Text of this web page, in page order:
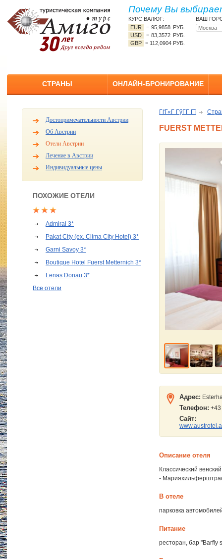
Почему Вы
КУРС ВАЛЮТ:
EUR
=95,9858 РУБ.
USD
=83,3572 РУБ.
GBP = 112,0904 РУБ.
ВАШ
СТРАНЫ ОНЛАЙН-БРОНИРОВАНИЕ
Достопримечательности Австрии
Об Австрии
Отели Австрии
Лечение в Австрии
Индивидуальные цены
ПОХОЖИЕ ОТЕЛИ
Admiral 3*
Pakat City (ex. Clima City Hotel) 3*
Garni Savoy 3*
Boutique Hotel Fuerst Metternich 3*
Lenas Donau 3*
Все отели
ГѓГ«Г ГўГ­Г Гї
FUERST
Адрес:
Телефон:
Сайт:
Описание отеля
Классический
-
В отеле
парковка
Питание
ресторан, бар "Barfly